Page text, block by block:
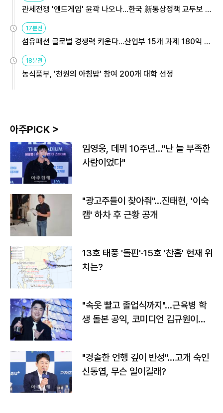
관세전쟁 '엔드게임' 윤곽 나오나…한국 新통상정책 교두보 활
17분전
섬유패션 글로벌 경쟁력 키운다…산업부 15개 과제 180억 지
18분전
농식품부, '천원의 아침밥' 참여 200개 대학 선정
아주PICK >
임영웅, 데뷔 10주년…"난 늘 부족한
사람이었다"
"광고주들이 찾아줘"…진태현, '이숙
캠' 하차 후 근황 공개
13호 태풍 '돌핀'·15호 '찬홈' 현재 위
치는?
"속옷 빨고 졸업식까지"…근육병 학
생 돌본 공익, 코미디언 김규원이었
"경솔한 언행 깊이 반성"…고개 숙인
신동엽, 무슨 일이길래?